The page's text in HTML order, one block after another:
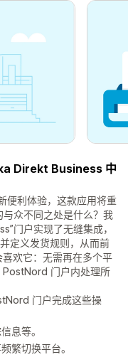
Direkt Business 中
利体验，这款应用将重
众不同之处是什么？我
门户实现了无缝集成，
定义发货规则，从而前
欢它：无需再在多个平
PostNord 门户内处理所
门户完成这些操
息等。
繁切换平台。